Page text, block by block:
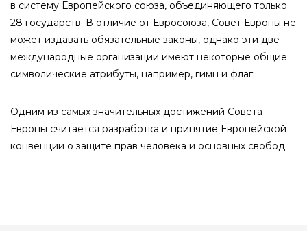
в систему Европейского союза, объединяющего только
28 государств. В отличие от Евросоюза, Совет Европы не
может издавать обязательные законы, однако эти две
международные организации имеют некоторые общие
символические атрибуты, например, гимн и флаг.
Одним из самых значительных достижений Совета
Европы считается разработка и принятие Европейской
конвенции о защите прав человека и основных свобод.